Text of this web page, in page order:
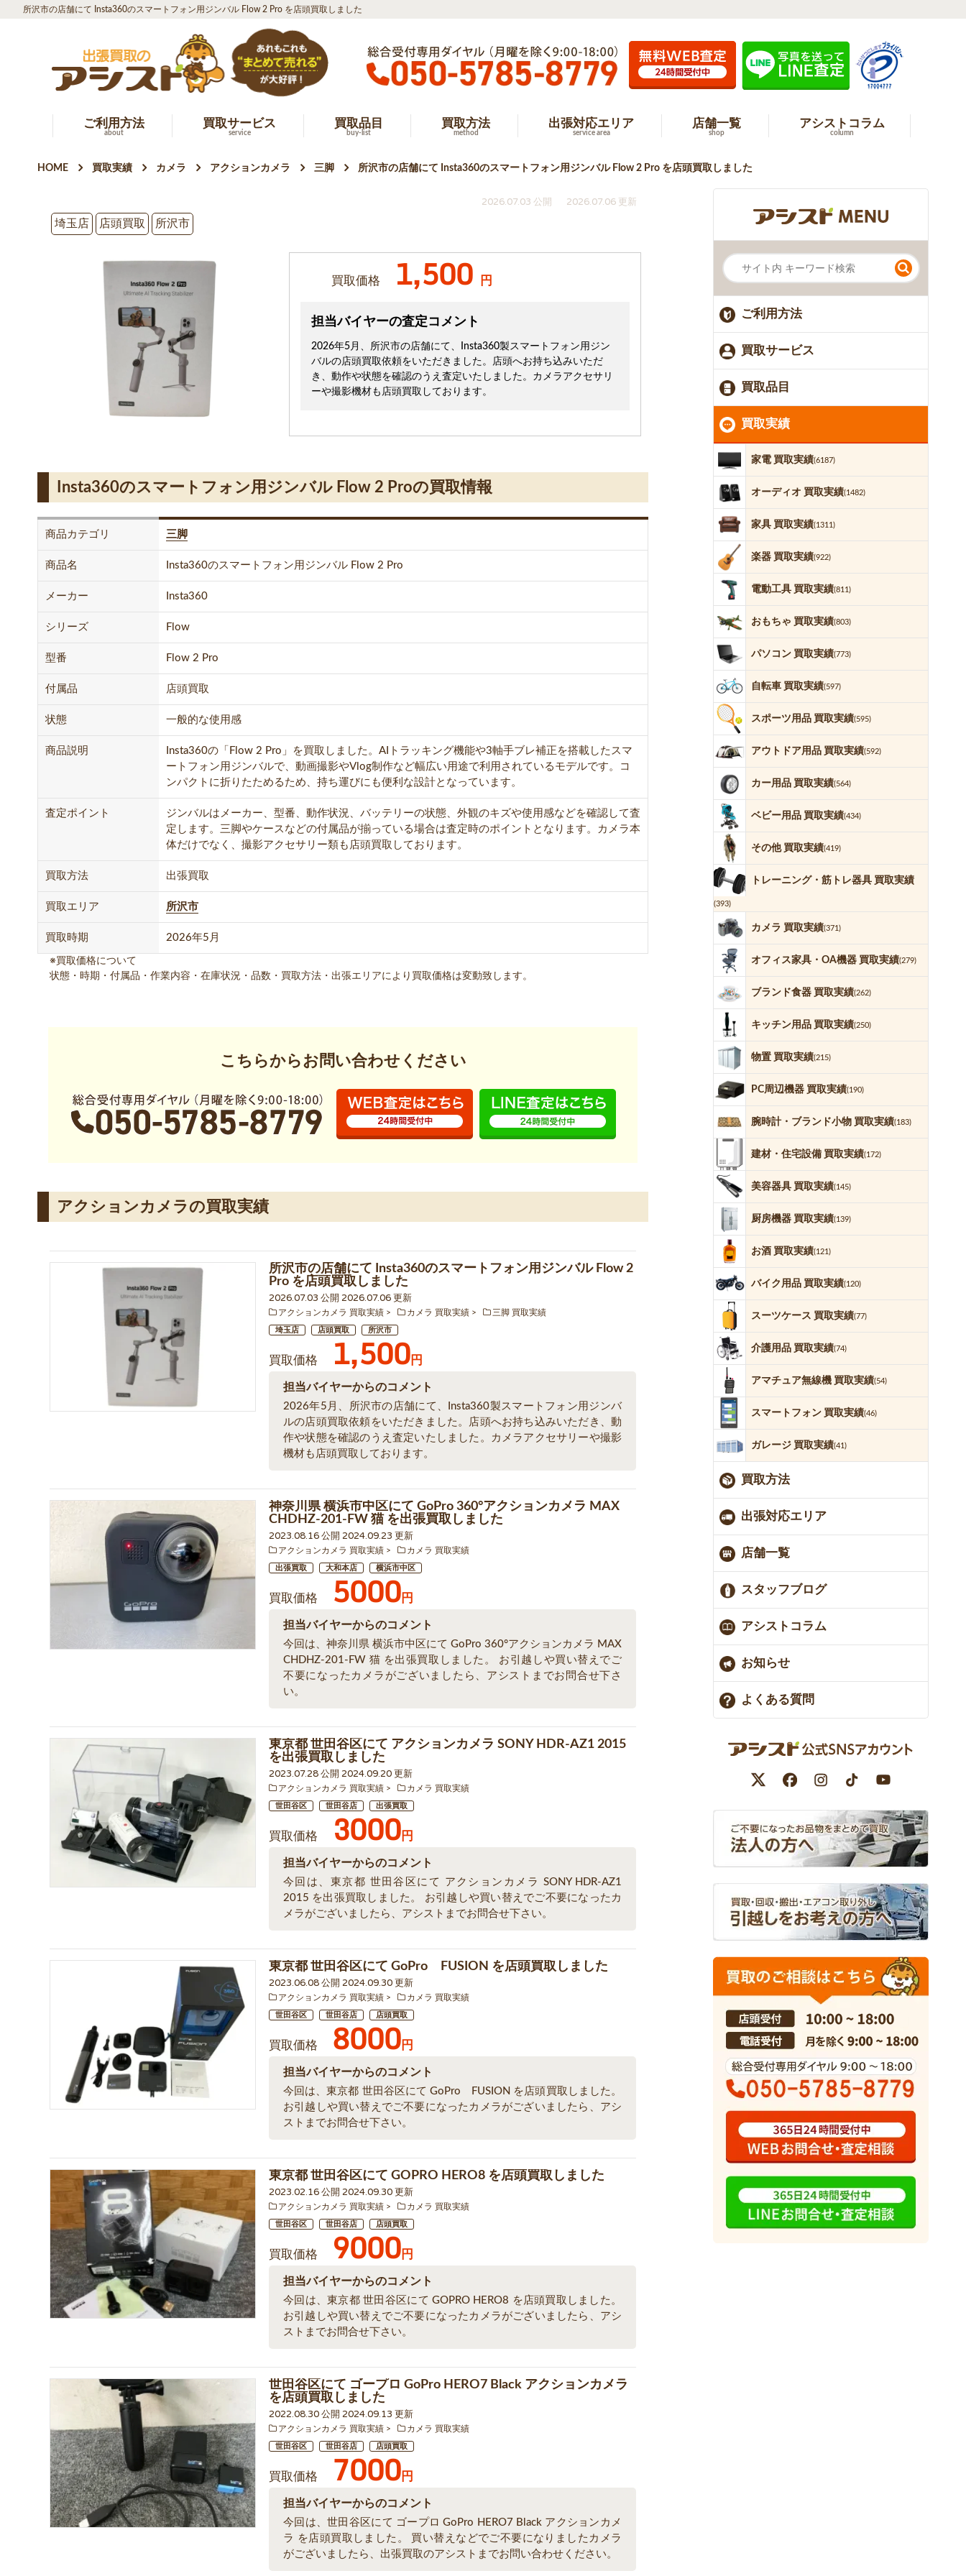
所沢市の店舗にて Insta360のスマートフォン用ジンバル Flow 2 Pro を店頭買取しました
ご利用方法
about
買取サービス
service
買取品目
buy-list
買取方法
method
出張対応エリア
service area
店舗一覧
shop
アシストコラム
column
HOME 買取実績 カメラ アクションカメラ 三脚 所沢市の店舗にて Insta360のスマートフォン用ジンバル Flow 2 Pro を店頭買取しました
2026.07.03 公開
2026.07.06 更新
埼玉店
店頭買取 所沢市
買取価格 1,500 円
担当バイヤーの査定コメント
2026年5月、所沢市の店舗にて、Insta360製スマートフォン用ジン
バルの店頭買取依頼をいただきました。店頭へお持ち込みいただ
き、動作や状態を確認のうえ査定いたしました。カメラアクセサリ
ーや撮影機材も店頭買取しております。
Insta360のスマートフォン用ジンバル Flow 2 Proの買取情報
商品カテゴリ 三脚
商品名 Insta360のスマートフォン用ジンバル Flow 2 Pro
メーカー Insta360
シリーズ Flow
型番 Flow 2 Pro
付属品 店頭買取
状態 一般的な使用感
商品説明
Insta360の「Flow 2 Pro」を買取しました。AIトラッキング機能や3軸手ブレ補正を搭載したスマ
ートフォン用ジンバルで、動画撮影やVlog制作など幅広い用途で利用されているモデルです。コ
ンパクトに折りたためるため、持ち運びにも便利な設計となっています。
査定ポイント
ジンバルはメーカー、型番、動作状況、バッテリーの状態、外観のキズや使用感などを確認して査
定します。三脚やケースなどの付属品が揃っている場合は査定時のポイントとなります。カメラ本
体だけでなく、撮影アクセサリー類も店頭買取しております。
買取方法 出張買取
買取エリア 所沢市
買取時期 2026年5月
※買取価格について
状態・時期・付属品・作業内容・在庫状況・品数・買取方法・出張エリアにより買取価格は変動致します。
こちらからお問い合わせください
アクションカメラの買取実績
所沢市の店舗にて Insta360のスマートフォン用ジンバル Flow 2
Pro を店頭買取しました
2026.07.03 公開 2026.07.06 更新
アクションカメラ 買取実績 カメラ 買取実績 三脚 買取実績
埼玉店 店頭買取 所沢市
買取価格 1,500円
担当バイヤーからのコメント
2026年5月、所沢市の店舗にて、Insta360製スマートフォン用ジンバ
ルの店頭買取依頼をいただきました。店頭へお持ち込みいただき、動
作や状態を確認のうえ査定いたしました。カメラアクセサリーや撮影
機材も店頭買取しております。
神奈川県 横浜市中区にて GoPro 360°アクションカメラ MAX
CHDHZ-201-FW 猫 を出張買取しました
2023.08.16 公開 2024.09.23 更新
アクションカメラ 買取実績 カメラ 買取実績
出張買取 大和本店 横浜市中区
買取価格 5000円
担当バイヤーからのコメント
今回は、神奈川県 横浜市中区にて GoPro 360°アクションカメラ MAX
CHDHZ-201-FW 猫 を出張買取しました。 お引越しや買い替えでご
不要になったカメラがございましたら、アシストまでお問合せ下さ
い。
東京都 世田谷区にて アクションカメラ SONY HDR-AZ1 2015
を出張買取しました
2023.07.28 公開 2024.09.20 更新
アクションカメラ 買取実績 カメラ 買取実績
世田谷区 世田谷店 出張買取
買取価格 3000円
担当バイヤーからのコメント
今回は、東京都 世田谷区にて アクションカメラ SONY HDR-AZ1
2015 を出張買取しました。 お引越しや買い替えでご不要になったカ
メラがございましたら、アシストまでお問合せ下さい。
東京都 世田谷区にて GoPro FUSION を店頭買取しました
2023.06.08 公開 2024.09.30 更新
アクションカメラ 買取実績 カメラ 買取実績
世田谷区 世田谷店 店頭買取
買取価格 8000円
担当バイヤーからのコメント
今回は、東京都 世田谷区にて GoPro FUSION を店頭買取しました。
お引越しや買い替えでご不要になったカメラがございましたら、アシ
ストまでお問合せ下さい。
東京都 世田谷区にて GOPRO HERO8 を店頭買取しました
2023.02.16 公開 2024.09.30 更新
アクションカメラ 買取実績 カメラ 買取実績
世田谷区 世田谷店 店頭買取
買取価格 9000円
担当バイヤーからのコメント
今回は、東京都 世田谷区にて GOPRO HERO8 を店頭買取しました。
お引越しや買い替えでご不要になったカメラがございましたら、アシ
ストまでお問合せ下さい。
世田谷区にて ゴープロ GoPro HERO7 Black アクションカメラ
を店頭買取しました
2022.08.30 公開 2024.09.13 更新
アクションカメラ 買取実績 カメラ 買取実績
世田谷区 世田谷店 店頭買取
買取価格 7000円
担当バイヤーからのコメント
今回は、世田谷区にて ゴープロ GoPro HERO7 Black アクションカメ
ラ を店頭買取しました。 買い替えなどでご不要になりましたカメラ
がございましたら、出張買取のアシストまでお問い合わせください。
ご利用方法
買取サービス
買取品目
買取実績
家電 買取実績(6187)
オーディオ 買取実績(1482)
家具 買取実績(1311)
楽器 買取実績(922)
電動工具 買取実績(811)
おもちゃ 買取実績(803)
パソコン 買取実績(773)
自転車 買取実績(597)
スポーツ用品 買取実績(595)
アウトドア用品 買取実績(592)
カー用品 買取実績(564)
ベビー用品 買取実績(434)
その他 買取実績(419)
トレーニング・筋トレ器具 買取実績
(393)
カメラ 買取実績(371)
オフィス家具・OA機器 買取実績(279)
ブランド食器 買取実績(262)
キッチン用品 買取実績(250)
物置 買取実績(215)
PC周辺機器 買取実績(190)
腕時計・ブランド小物 買取実績(183)
建材・住宅設備 買取実績(172)
美容器具 買取実績(145)
厨房機器 買取実績(139)
お酒 買取実績(121)
バイク用品 買取実績(120)
スーツケース 買取実績(77)
介護用品 買取実績(74)
アマチュア無線機 買取実績(54)
スマートフォン 買取実績(46)
ガレージ 買取実績(41)
買取方法
出張対応エリア
店舗一覧
スタッフブログ
アシストコラム
お知らせ
よくある質問